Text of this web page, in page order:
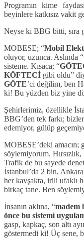
Programın kime
beyinlere katkısız vakit
Neyse ki BBG bitti, sıra
MOBESE; “Mobil
oluyor, uzunca. Aslında “
sisteme. Kısaca; “
KÖFTECİ gibi oldu”
GÖTE’ci değilim, ben
ki! Bu yüzden biz yine
Şehirlerimiz, özellikle
BBG’den tek farkı;
edemiyor, gülüp
MOBESE’deki amacın;
söylemiyorum.
Trafik de bu sayede
İstanbul’da 2 bin,
her kavşakta, irili ufaklı
birkaç tane. Ben
İnsanın aklına, “madem
önce bu sistemi
gasp, kapkaç, son altı
göstermedi ki! Üç sene,